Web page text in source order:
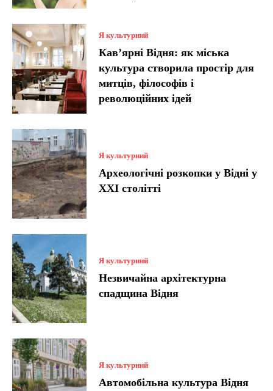
Я культурний
Кав’ярні Відня: як міська
культура створила простір для
митців, філософів і
революційних ідей
Я культурний
Археологічні розкопки у Відні у
XXI столітті
Я культурний
Незвичайна архітектурна
спадщина Відня
Я культурний
Автомобільна культура Відня